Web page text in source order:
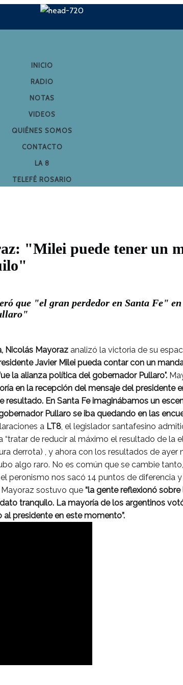
INICIO
RADIO
NOTAS
VIDEOS
QUIÉNES SOMOS
CONTACTO
LA 8
TELEFÉ ROSARIO
"Milei puede tener un
que "el gran perdedor en Santa Fe" en
Nicolás Mayoraz analizó la victoria de su
Javier Milei pueda contar con un
la alianza política del gobernador Pullaro".
en la recepción del mensaje del presidente
resultado. En Santa Fe imaginábamos un
Pullaro se iba quedando en las
a LT8, el legislador santafesino
“tratar de reducir al máximo el resultado de la
derrota) , y ahora con los resultados de ayer
algo raro. No es común que se cambie
peronismo nos sacó 14 puntos de diferencia
Mayoraz sostuvo que “la gente reflexionó
tranquilo. La mayoría de los argentinos
presidente en este momento”.